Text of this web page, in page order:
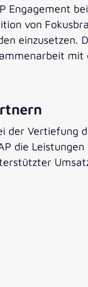
Engagement
von
mit
Vertiefung
die